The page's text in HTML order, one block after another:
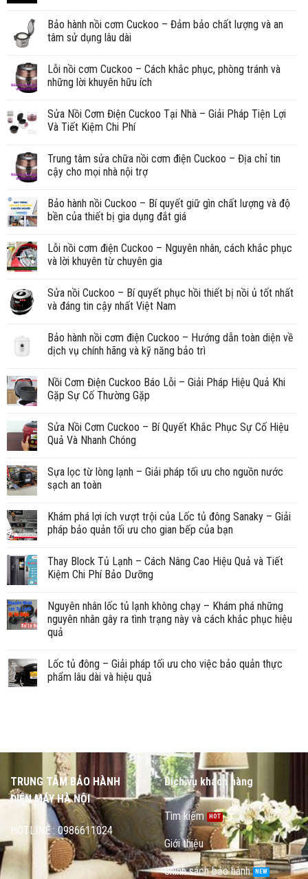
Bảo hành nồi cơm Cuckoo – Đảm bảo chất lượng và an
tâm sử dụng lâu dài
Lỗi nồi cơm Cuckoo – Cách khắc phục, phòng tránh và
những lời khuyên hữu ích
Sửa Nồi Cơm Điện Cuckoo Tại Nhà – Giải Pháp Tiện Lợi
Và Tiết Kiệm Chi Phí
Trung tâm sửa chữa nồi cơm điện Cuckoo – Địa chỉ tin
cậy cho mọi nhà nội trợ
Bảo hành nồi Cuckoo – Bí quyết giữ gìn chất lượng và độ
bền của thiết bị gia dụng đắt giá
Lỗi nồi cơm điện Cuckoo – Nguyên nhân, cách khắc phục
và lời khuyên từ chuyên gia
Sửa nồi Cuckoo – Bí quyết phục hồi thiết bị nồi ủ tốt nhất
và đáng tin cậy nhất Việt Nam
Bảo hành nồi cơm điện Cuckoo – Hướng dẫn toàn diện về
dịch vụ chính hãng và kỹ năng bảo trì
Nồi Cơm Điện Cuckoo Báo Lỗi – Giải Pháp Hiệu Quả Khi
Gặp Sự Cố Thường Gặp
Sửa Nồi Cơm Cuckoo – Bí Quyết Khắc Phục Sự Cố Hiệu
Quả Và Nhanh Chóng
Sựa lọc từ lòng lạnh – Giải pháp tối ưu cho nguồn nước
sạch an toàn
Khám phá lợi ích vượt trội của Lốc tủ đông Sanaky – Giải
pháp bảo quản tối ưu cho gian bếp của bạn
Thay Block Tủ Lạnh – Cách Nâng Cao Hiệu Quả và Tiết
Kiệm Chi Phí Bảo Dưỡng
Nguyên nhân lốc tủ lạnh không chạy – Khám phá những
nguyên nhân gây ra tình trạng này và cách khắc phục hiệu
quả
Lốc tủ đông – Giải pháp tối ưu cho việc bảo quản thực
phẩm lâu dài và hiệu quả
TRUNG TÂM BẢO HÀNH
ĐIỆN MÁY HÀ NỘI
HOTLINE : 0986611024
Dịch vụ khách hàng
Tìm kiếm
Giới thiệu
chính sách bảo hành